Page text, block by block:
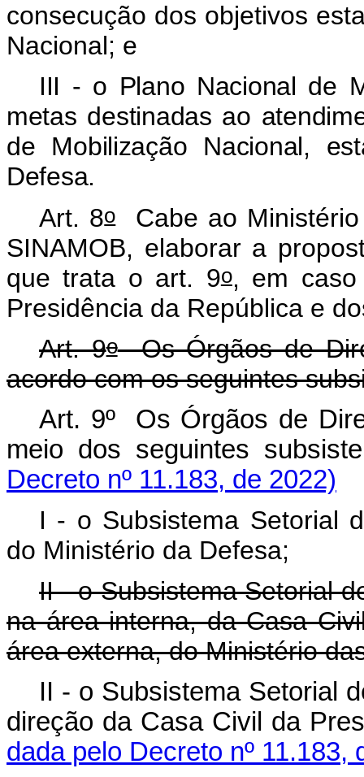
consecução dos objetivos
Nacional; e
III - o Plano Nacional de
metas destinadas ao
de Mobilização Nacional,
Defesa.
Art. 8oCabe ao Ministério
SINAMOB, elaborar a
que trata o art. 9o, em caso
Presidência da República e
Art. 9oOs Órgãos de
acordo com os seguintes
Art. 9º Os Órgãos de
meio dos seguintes
Decreto nº 11.183, de 2022)
I - o Subsistema Setorial
do Ministério da Defesa;
II - o Subsistema Setorial
na área interna, da Casa
área externa, do Ministério
II - o Subsistema Setorial
direção da Casa Civil da
dada pelo Decreto nº 11.183,